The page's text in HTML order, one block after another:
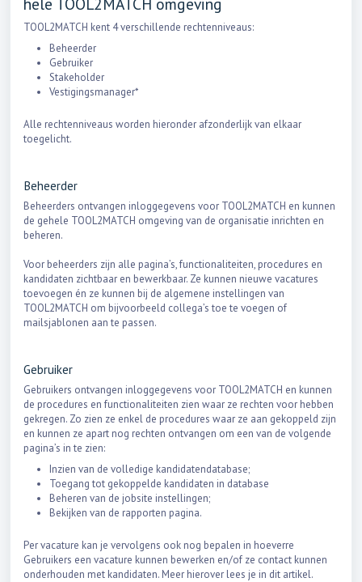
TOOL2MATCH kent 4 verschillende rechtenniveaus:
Beheerder
Gebruiker
Stakeholder
Vestigingsmanager*
Alle rechtenniveaus worden hieronder afzonderlijk van elkaar
toegelicht.
Beheerder
Beheerders ontvangen inloggegevens voor TOOL2MATCH en kunnen
de gehele TOOL2MATCH omgeving van de organisatie inrichten en
beheren.
Voor beheerders zijn alle pagina’s, functionaliteiten, procedures en
kandidaten zichtbaar en bewerkbaar. Ze kunnen nieuwe vacatures
toevoegen én ze kunnen bij de algemene instellingen van
TOOL2MATCH om bijvoorbeeld collega’s toe te voegen of
mailsjablonen aan te passen.
Gebruiker
Gebruikers ontvangen inloggegevens voor TOOL2MATCH en kunnen
de procedures en functionaliteiten zien waar ze rechten voor hebben
gekregen. Zo zien ze enkel de procedures waar ze aan gekoppeld zijn
en kunnen ze apart nog rechten ontvangen om een van de volgende
pagina’s in te zien:
Inzien van de volledige kandidatendatabase;
Toegang tot gekoppelde kandidaten in database
Beheren van de jobsite instellingen;
Bekijken van de rapporten pagina.
Per vacature kan je vervolgens ook nog bepalen in hoeverre
Gebruikers een vacature kunnen bewerken en/of ze contact kunnen
onderhouden met kandidaten. Meer hierover lees je in dit artikel.